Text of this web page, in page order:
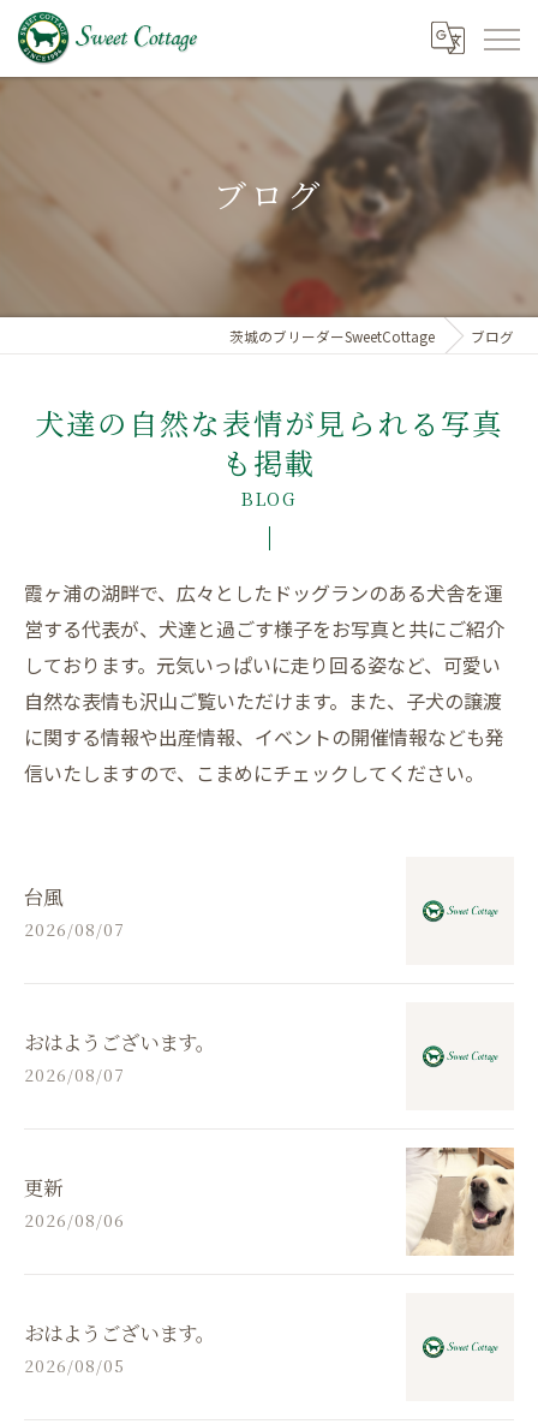
ブログ
茨城のブリーダーSweetCottage ブログ
犬達の自然な表情が見られる写真
も掲載
BLOG
霞ヶ浦の湖畔で、広々としたドッグランのある犬舎を運
営する代表が、犬達と過ごす様子をお写真と共にご紹介
しております。元気いっぱいに走り回る姿など、可愛い
自然な表情も沢山ご覧いただけます。また、子犬の譲渡
に関する情報や出産情報、イベントの開催情報なども発
信いたしますので、こまめにチェックしてください。
台風
2026/08/07
おはようございます。
2026/08/07
更新
2026/08/06
おはようございます。
2026/08/05